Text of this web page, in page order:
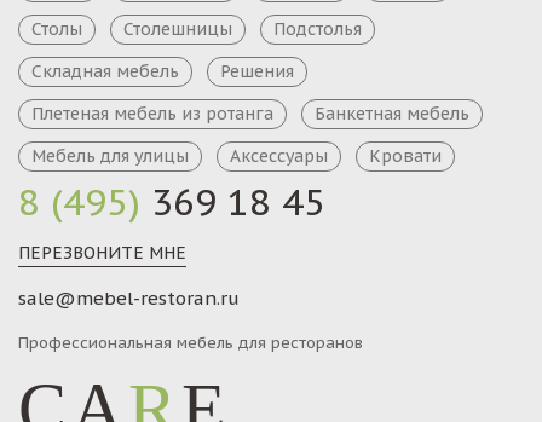
8 (495) 369 18 45
ПЕРЕЗВОНИТЕ МНЕ
sale@mebel-restoran.ru
Профессиональная мебель для ресторанов
Столы
Столешницы
Подстолья
Складная мебель
Решения
Плетеная мебель из ротанга
Банкетная мебель
Мебель для улицы
Аксессуары Кровати